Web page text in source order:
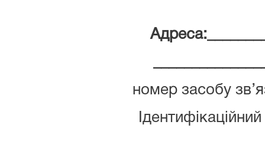
Адреса:
номер засобу